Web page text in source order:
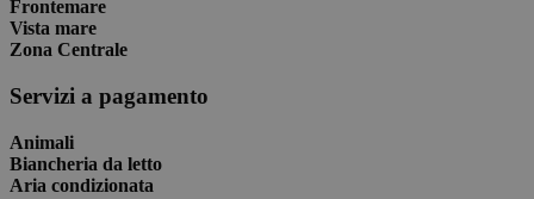
Frontemare
Vista mare
Zona Centrale
Servizi a pagamento
Animali
Biancheria da letto
Aria condizionata